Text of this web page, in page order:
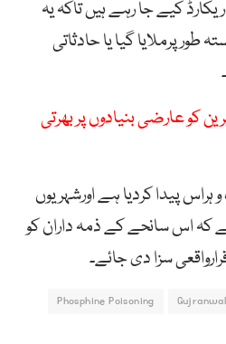
کیے جا رہے ہیں تاکہ یہ
طورپرملایا گیا یا حادثاتی
کو عارضی بنیادوں پر بھرتی
پیدا کردیا ہے اورشہریوں
کہ اس سانحے کے ذمہ داران کو
سزا دی جائے۔
Phosphine Poisoning